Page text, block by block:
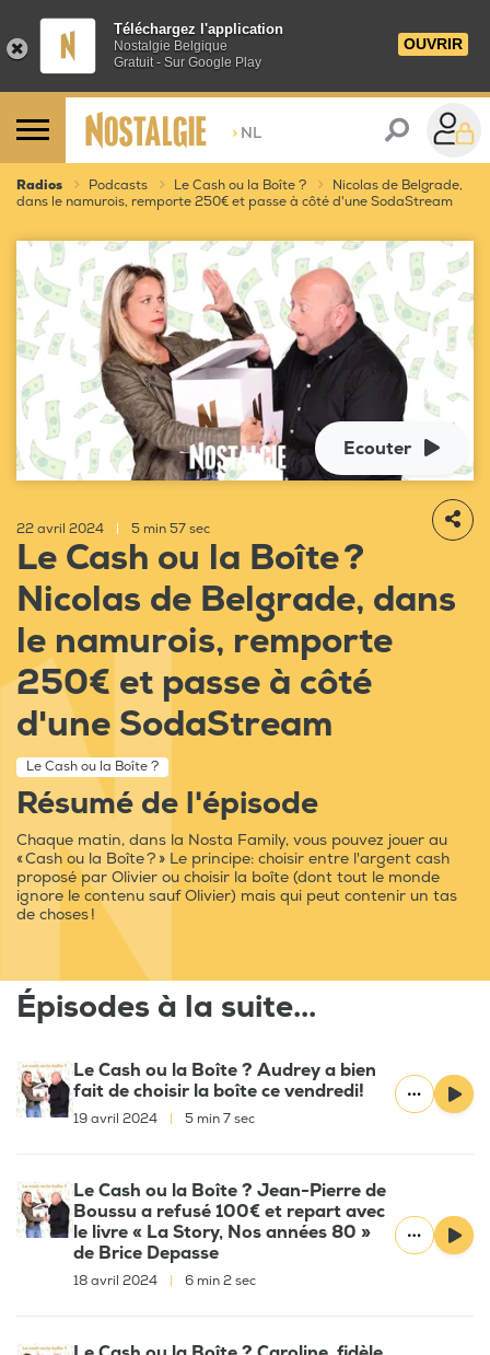
Téléchargez l'application
Nostalgie Belgique
Gratuit - Sur Google Play
OUVRIR
> NL
Radios Podcasts Le Cash ou la Boîte ?
Nicolas de Belgrade,
dans le namurois, remporte 250€ et passe à côté d'une SodaStream
Ecouter
22 avril 2024 5 min 57 sec
Le Cash ou la Boîte ?
Nicolas de Belgrade, dans
le namurois, remporte
250€ et passe à côté
d'une SodaStream
Le Cash ou la Boîte ?
Résumé de l'épisode
Chaque matin, dans la Nosta Family, vous pouvez jouer au
« Cash ou la Boîte ? » Le principe: choisir entre l'argent cash
proposé par Olivier ou choisir la boîte (dont tout le monde
ignore le contenu sauf Olivier) mais qui peut contenir un tas
de choses !
Épisodes à la suite...
Le Cash ou la Boîte ? Audrey a bien
fait de choisir la boîte ce vendredi!
19 avril 2024 5 min 7 sec
Le Cash ou la Boîte ? Jean-Pierre de
Boussu a refusé 100€ et repart avec
le livre « La Story, Nos années 80 »
de Brice Depasse
18 avril 2024 6 min 2 sec